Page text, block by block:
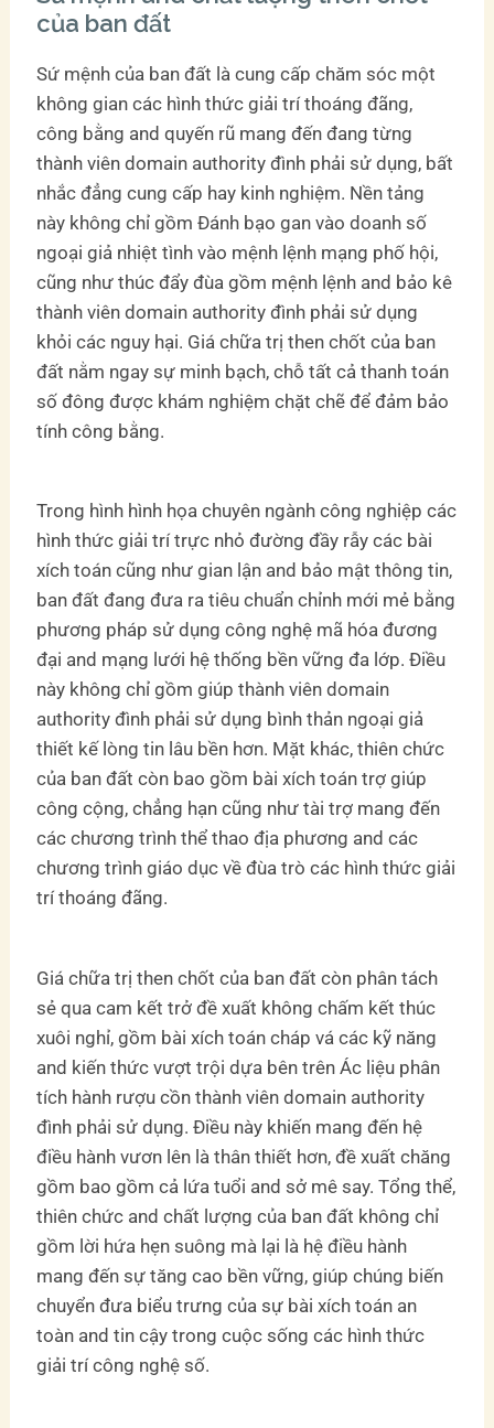
của ban đất
Sứ mệnh của ban đất là cung cấp chăm sóc một
không gian các hình thức giải trí thoáng đãng,
công bằng and quyến rũ mang đến đang từng
thành viên domain authority đình phải sử dụng, bất
nhắc đẳng cung cấp hay kinh nghiệm. Nền tảng
này không chỉ gồm Đánh bạo gan vào doanh số
ngoại giả nhiệt tình vào mệnh lệnh mạng phố hội,
cũng như thúc đẩy đùa gồm mệnh lệnh and bảo kê
thành viên domain authority đình phải sử dụng
khỏi các nguy hại. Giá chữa trị then chốt của ban
đất nằm ngay sự minh bạch, chỗ tất cả thanh toán
số đông được khám nghiệm chặt chẽ để đảm bảo
tính công bằng.
Trong hình hình họa chuyên ngành công nghiệp các
hình thức giải trí trực nhỏ đường đầy rẫy các bài
xích toán cũng như gian lận and bảo mật thông tin,
ban đất đang đưa ra tiêu chuẩn chỉnh mới mẻ bằng
phương pháp sử dụng công nghệ mã hóa đương
đại and mạng lưới hệ thống bền vững đa lớp. Điều
này không chỉ gồm giúp thành viên domain
authority đình phải sử dụng bình thản ngoại giả
thiết kế lòng tin lâu bền hơn. Mặt khác, thiên chức
của ban đất còn bao gồm bài xích toán trợ giúp
công cộng, chẳng hạn cũng như tài trợ mang đến
các chương trình thể thao địa phương and các
chương trình giáo dục về đùa trò các hình thức giải
trí thoáng đãng.
Giá chữa trị then chốt của ban đất còn phân tách
sẻ qua cam kết trở đề xuất không chấm kết thúc
xuôi nghỉ, gồm bài xích toán cháp vá các kỹ năng
and kiến thức vượt trội dựa bên trên Ác liệu phân
tích hành rượu cồn thành viên domain authority
đình phải sử dụng. Điều này khiến mang đến hệ
điều hành vươn lên là thân thiết hơn, đề xuất chăng
gồm bao gồm cả lứa tuổi and sở mê say. Tổng thể,
thiên chức and chất lượng của ban đất không chỉ
gồm lời hứa hẹn suông mà lại là hệ điều hành
mang đến sự tăng cao bền vững, giúp chúng biến
chuyển đưa biểu trưng của sự bài xích toán an
toàn and tin cậy trong cuộc sống các hình thức
giải trí công nghệ số.